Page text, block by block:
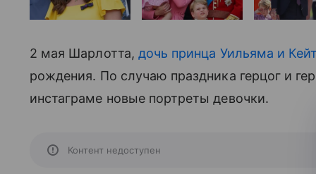
2 мая Шарлотта, дочь принца Уильяма и
рождения. По случаю праздника герцог и
инстаграме новые портреты девочки.
Контент недоступен